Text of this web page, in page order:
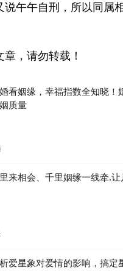
午午自刑，所以同属
，请勿转载！
看姻缘，幸福指数全知晓！
质量
来相会、千里姻缘一线牵.
爱星象对爱情的影响，搞